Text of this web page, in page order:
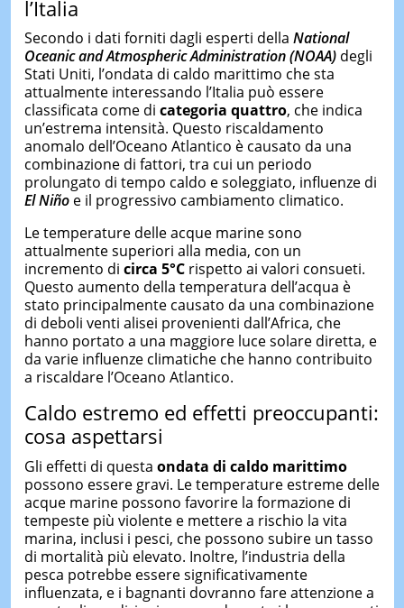
l’Italia
Secondo i dati forniti dagli esperti della National
Oceanic and Atmospheric Administration (NOAA)degli
Stati Uniti, l’ondata di caldo marittimo che sta
attualmente interessando l’Italia può essere
classificata come di categoria quattro, che indica
un’estrema intensità. Questo riscaldamento
anomalo dell’Oceano Atlantico è causato da una
combinazione di fattori, tra cui un periodo
prolungato di tempo caldo e soleggiato, influenze di
El Niñoe il progressivo cambiamento climatico.
Le temperature delle acque marine sono
attualmente superiori alla media, con un
incremento di circa 5°Crispetto ai valori consueti.
Questo aumento della temperatura dell’acqua è
stato principalmente causato da una combinazione
di deboli venti alisei provenienti dall’Africa, che
hanno portato a una maggiore luce solare diretta, e
da varie influenze climatiche che hanno contribuito
a riscaldare l’Oceano Atlantico.
Caldo estremo ed effetti preoccupanti:
cosa aspettarsi
Gli effetti di questa ondata di caldo marittimo
possono essere gravi. Le temperature estreme delle
acque marine possono favorire la formazione di
tempeste più violente e mettere a rischio la vita
marina, inclusi i pesci, che possono subire un tasso
di mortalità più elevato. Inoltre, l’industria della
pesca potrebbe essere significativamente
influenzata, e i bagnanti dovranno fare attenzione a